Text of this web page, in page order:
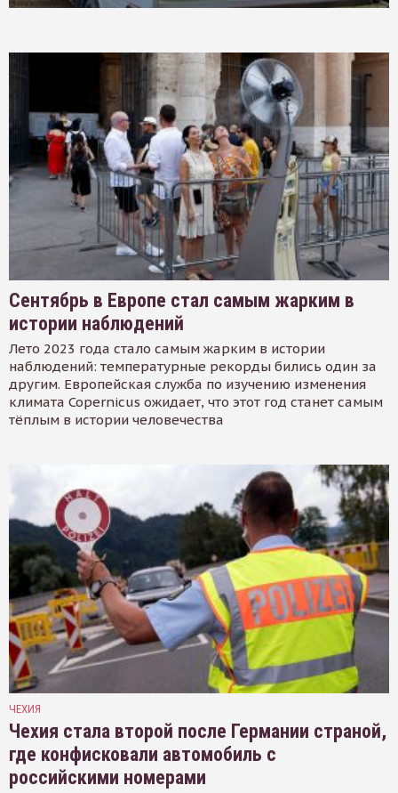
Сентябрь в Европе стал самым жарким в
истории наблюдений
Лето 2023 года стало самым жарким в истории
наблюдений: температурные рекорды бились один за
другим. Европейская служба по изучению изменения
климата Copernicus ожидает, что этот год станет самым
тёплым в истории человечества
ЧЕХИЯ
Чехия стала второй после Германии страной,
где конфисковали автомобиль с
российскими номерами